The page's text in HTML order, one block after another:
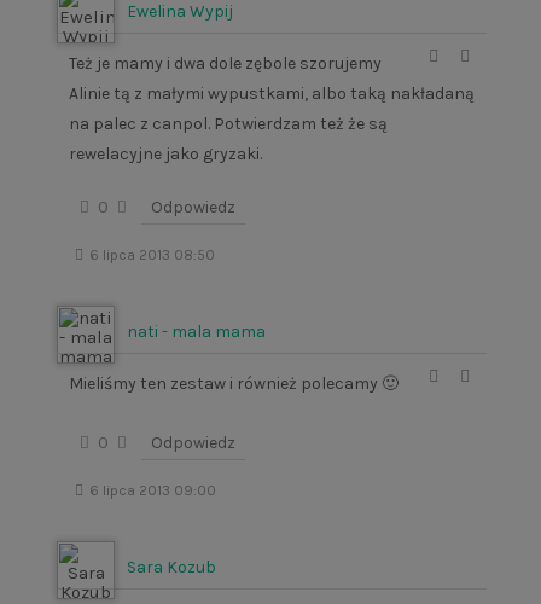
Ewelina Wypij
Też je mamy i dwa dole zębole szorujemy
Alinie tą z małymi wypustkami, albo taką nakładaną
na palec z canpol. Potwierdzam też że są
rewelacyjne jako gryzaki.
0 Odpowiedz
6 lipca 2013 08:50
nati - mala mama
Mieliśmy ten zestaw i również polecamy 🙂
0 Odpowiedz
6 lipca 2013 09:00
Sara Kozub